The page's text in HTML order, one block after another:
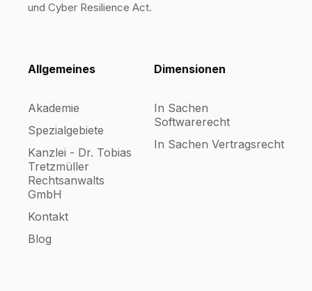
und Cyber Resilience Act.
Allgemeines
Akademie
Spezialgebiete
Kanzlei - Dr. Tobias
Tretzmüller
Rechtsanwalts
GmbH
Kontakt
Blog
Dimensionen
In Sachen
Softwarerecht
In Sachen Vertragsrecht